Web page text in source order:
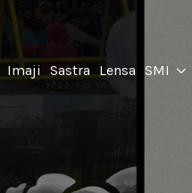
Imaji Sastra Lensa SMI